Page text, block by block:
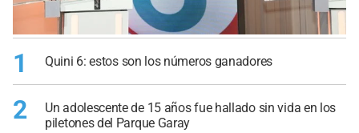
1 Quini 6: estos son los números ganadores
2
Un adolescente de 15 años fue hallado sin vida en los
piletones del Parque Garay